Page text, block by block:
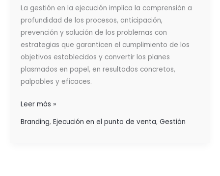
La gestión en la ejecución implica la comprensión a
profundidad de los procesos, anticipación,
prevención y solución de los problemas con
estrategias que garanticen el cumplimiento de los
objetivos establecidos y convertir los planes
plasmados en papel, en resultados concretos,
palpables y eficaces.
Leer más »
Branding, Ejecución en el punto de venta, Gestión